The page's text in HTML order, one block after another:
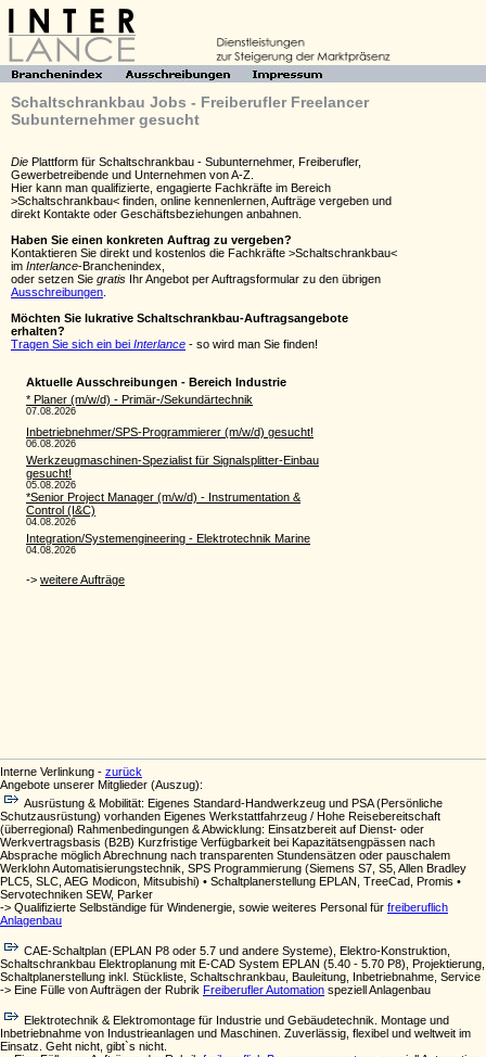
Schaltschrankbau Jobs - Freiberufler Freelancer
Subunternehmer gesucht
Die Plattform für Schaltschrankbau - Subunternehmer, Freiberufler,
Gewerbetreibende und Unternehmen von A-Z.
Hier kann man qualifizierte, engagierte Fachkräfte im Bereich
>Schaltschrankbau< finden, online kennenlernen, Aufträge vergeben und
direkt Kontakte oder Geschäftsbeziehungen anbahnen.
Haben Sie einen konkreten Auftrag zu vergeben?
Kontaktieren Sie direkt und kostenlos die Fachkräfte >Schaltschrankbau<
im Interlance-Branchenindex,
oder setzen Sie gratis Ihr Angebot per Auftragsformular zu den übrigen
Ausschreibungen
Möchten Sie lukrative Schaltschrankbau-Auftragsangebote
erhalten?
Tragen Sie sich ein bei Interlance - so wird man Sie finden!
Interne Verlinkung - zurück
Angebote unserer Mitglieder (Auszug):
Ausrüstung & Mobilität: Eigenes Standard-Handwerkzeug und PSA (Persönliche
Schutzausrüstung) vorhanden Eigenes Werkstattfahrzeug / Hohe Reisebereitschaft
(überregional) Rahmenbedingungen & Abwicklung: Einsatzbereit auf Dienst- oder
Werkvertragsbasis (B2B) Kurzfristige Verfügbarkeit bei Kapazitätsengpässen nach
Absprache möglich Abrechnung nach transparenten Stundensätzen oder pauschalem
Werklohn Automatisierungstechnik, SPS Programmierung (Siemens S7, S5, Allen Bradley
PLC5, SLC, AEG Modicon, Mitsubishi) • Schaltplanerstellung EPLAN, TreeCad, Promis •
Servotechniken SEW, Parker
-> Qualifizierte Selbständige für Windenergie, sowie weiteres Personal für freiberuflich
Anlagenbau
CAE-Schaltplan (EPLAN P8 oder 5.7 und andere Systeme), Elektro-Konstruktion,
Schaltschrankbau Elektroplanung mit E-CAD System EPLAN (5.40 - 5.70 P8), Projektierung,
Schaltplanerstellung inkl. Stückliste, Schaltschrankbau, Bauleitung, Inbetriebnahme, Service
-> Eine Fülle von Aufträgen der Rubrik Freiberufler Automation speziell Anlagenbau
Elektrotechnik & Elektromontage für Industrie und Gebäudetechnik. Montage und
Inbetriebnahme von Industrieanlagen und Maschinen. Zuverlässig, flexibel und weltweit im
Einsatz. Geht nicht, gibt`s nicht.